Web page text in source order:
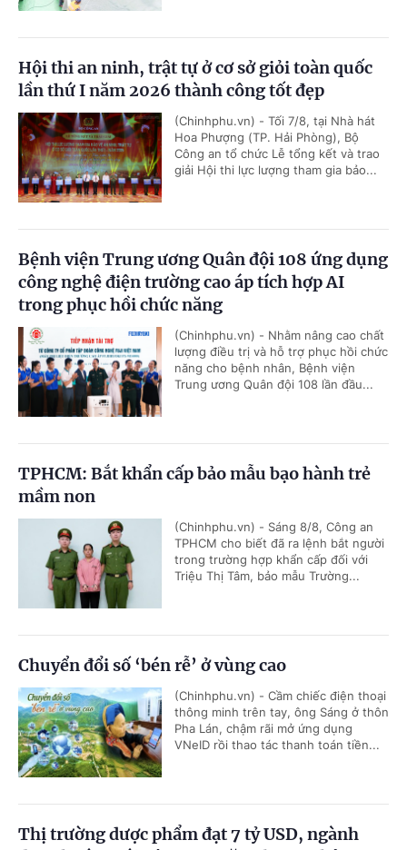
Hội thi an ninh, trật tự ở cơ sở giỏi toàn quốc
lần thứ I năm 2026 thành công tốt đẹp
(Chinhphu.vn) - Tối 7/8, tại Nhà hát
Hoa Phượng (TP. Hải Phòng), Bộ
Công an tổ chức Lễ tổng kết và trao
giải Hội thi lực lượng tham gia bảo...
Bệnh viện Trung ương Quân đội 108 ứng dụng
công nghệ điện trường cao áp tích hợp AI
trong phục hồi chức năng
(Chinhphu.vn) - Nhằm nâng cao chất
lượng điều trị và hỗ trợ phục hồi chức
năng cho bệnh nhân, Bệnh viện
Trung ương Quân đội 108 lần đầu...
TPHCM: Bắt khẩn cấp bảo mẫu bạo hành trẻ
mầm non
(Chinhphu.vn) - Sáng 8/8, Công an
TPHCM cho biết đã ra lệnh bắt người
trong trường hợp khẩn cấp đối với
Triệu Thị Tâm, bảo mẫu Trường...
Chuyển đổi số ‘bén rễ’ ở vùng cao
(Chinhphu.vn) - Cầm chiếc điện thoại
thông minh trên tay, ông Sáng ở thôn
Pha Lán, chậm rãi mở ứng dụng
VNeID rồi thao tác thanh toán tiền...
Thị trường dược phẩm đạt 7 tỷ USD, ngành